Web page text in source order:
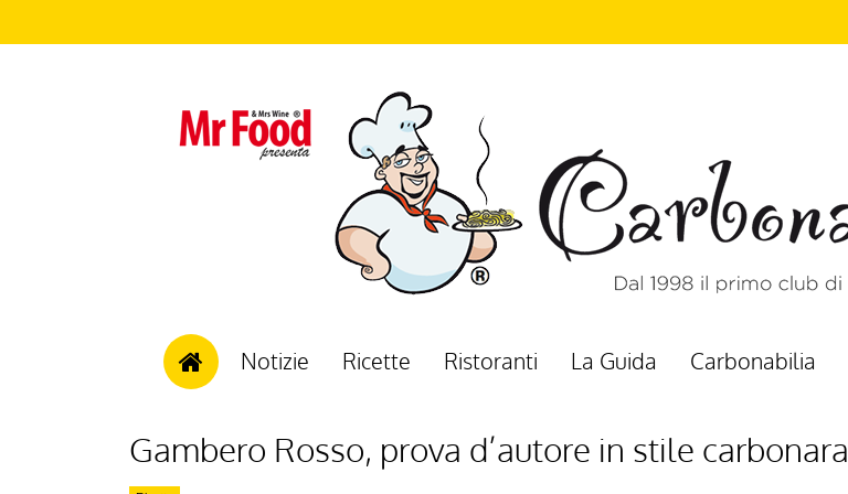
Notizie Ricette Ristoranti La Guida Carbonabilia
Gambero Rosso, prova d’autore in stile carbonara